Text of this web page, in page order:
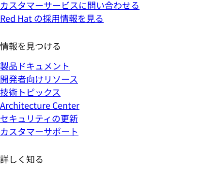
カスタマーサービスに問い合わせる
Red Hat の採用情報を見る
情報を見つける
製品ドキュメント
開発者向けリソース
技術トピックス
Architecture Center
セキュリティの更新
カスタマーサポート
詳しく知る